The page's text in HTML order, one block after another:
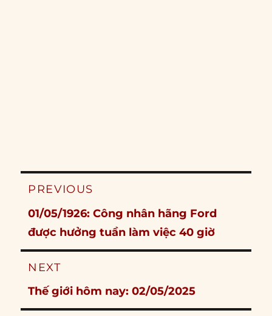
Post
PREVIOUS
Previous
post:
01/05/1926: Công nhân hãng Ford
được hưởng tuần làm việc 40 giờ
NEXT
Next
post:
Thế giới hôm nay: 02/05/2025